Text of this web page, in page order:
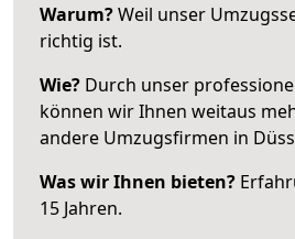
Warum?Weil unser
richtig ist.
Wie? Durch unser
können wir Ihnen weitaus
andere Umzugsfirmen in
Was wir Ihnen bieten?
15 Jahren.